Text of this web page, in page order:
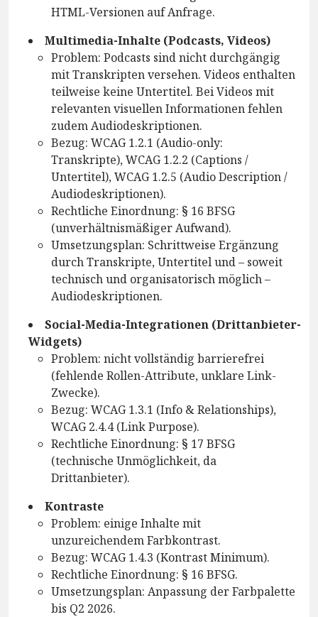
HTML-Versionen auf Anfrage.
Multimedia-Inhalte (Podcasts, Videos)
Problem: Podcasts sind nicht durchgängig
mit Transkripten versehen. Videos enthalten
teilweise keine Untertitel. Bei Videos mit
relevanten visuellen Informationen fehlen
zudem Audiodeskriptionen.
Bezug: WCAG 1.2.1 (Audio-only:
Transkripte), WCAG 1.2.2 (Captions /
Untertitel), WCAG 1.2.5 (Audio Description /
Audiodeskriptionen).
Rechtliche Einordnung: § 16 BFSG
(unverhältnismäßiger Aufwand).
Umsetzungsplan: Schrittweise Ergänzung
durch Transkripte, Untertitel und – soweit
technisch und organisatorisch möglich –
Audiodeskriptionen.
Social-Media-Integrationen (Drittanbieter-
Widgets)
Problem: nicht vollständig barrierefrei
(fehlende Rollen-Attribute, unklare Link-
Zwecke).
Bezug: WCAG 1.3.1 (Info & Relationships),
WCAG 2.4.4 (Link Purpose).
Rechtliche Einordnung: § 17 BFSG
(technische Unmöglichkeit, da
Drittanbieter).
Kontraste
Problem: einige Inhalte mit
unzureichendem Farbkontrast.
Bezug: WCAG 1.4.3 (Kontrast Minimum).
Rechtliche Einordnung: § 16 BFSG.
Umsetzungsplan: Anpassung der Farbpalette
bis Q2 2026.